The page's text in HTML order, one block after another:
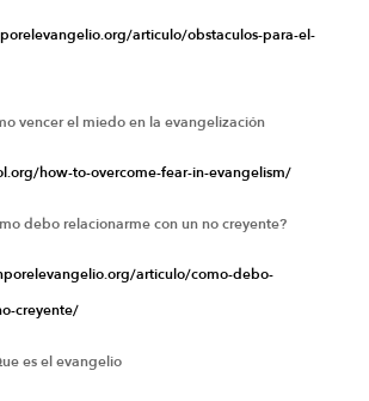
articulo/obstaculos-para-el-
vencer el miedo en la evangelización
how-to-overcome-fear-in-evangelism/
debo relacionarme con un no creyente?
articulo/como-debo-
creyente/
es el evangelio